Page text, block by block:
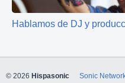
Hablamos de DJ y
© 2026 Hispasonic Sonic